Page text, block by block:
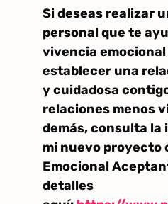
Si deseas realizar
personal que te
vivencia
establecer una
y cuidadosa
relaciones menos
demás, consulta la
mi nuevo proyecto
Emocional
detalles